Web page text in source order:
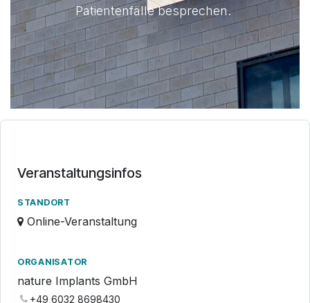
Patientenfälle besprechen.
Veranstaltungsinfos
STANDORT
Online-Veranstaltung
ORGANISATOR
nature Implants GmbH
+49 6032 8698430